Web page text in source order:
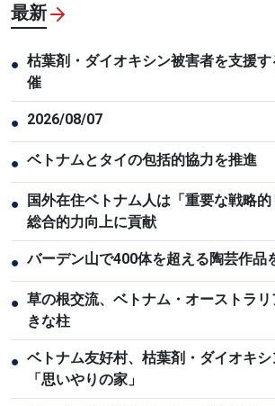
最新
● 枯葉剤・ダイオキシン被害者を支援
催
● 2026/08/07
● ベトナムとタイの包括的協力を推進
●
国外在住ベトナム人は「重要な戦略
総合的力向上に貢献
● バーデン山で400体を超える陶芸作品
● 草の根交流、ベトナム・オーストラ
きな柱
● ベトナム友好村、枯葉剤・ダイオキ
「思いやりの家」